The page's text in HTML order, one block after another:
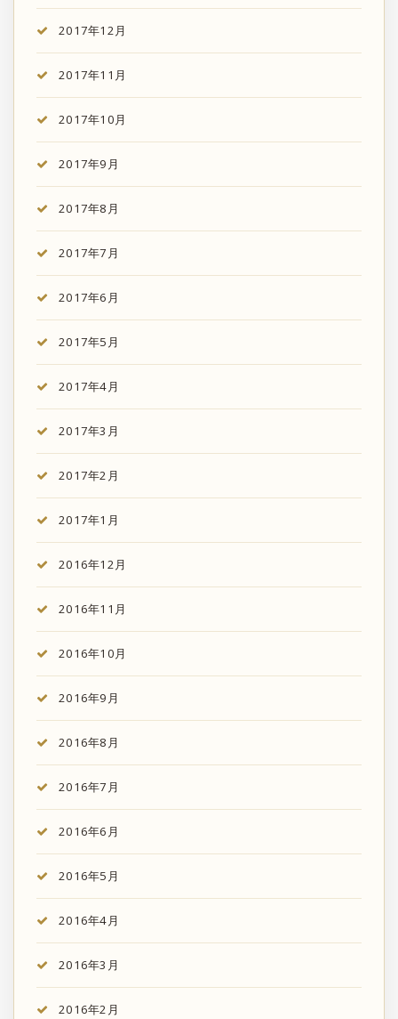
2017年12月
2017年11月
2017年10月
2017年9月
2017年8月
2017年7月
2017年6月
2017年5月
2017年4月
2017年3月
2017年2月
2017年1月
2016年12月
2016年11月
2016年10月
2016年9月
2016年8月
2016年7月
2016年6月
2016年5月
2016年4月
2016年3月
2016年2月